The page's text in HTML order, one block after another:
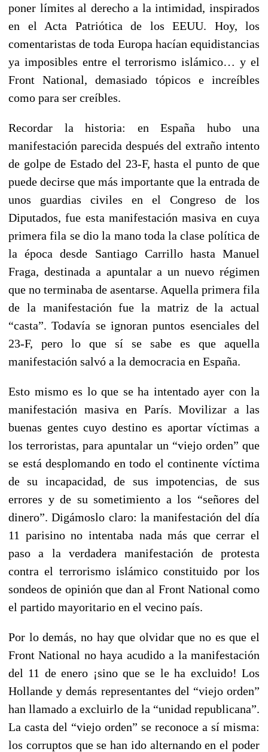
poner límites al derecho a la intimidad, inspirados
en el Acta Patriótica de los EEUU. Hoy, los
comentaristas de toda Europa hacían equidistancias
ya imposibles entre el terrorismo islámico… y el
Front National, demasiado tópicos e increíbles
como para ser creíbles.
Recordar la historia: en España hubo una
manifestación parecida después del extraño intento
de golpe de Estado del 23-F, hasta el punto de que
puede decirse que más importante que la entrada de
unos guardias civiles en el Congreso de los
Diputados, fue esta manifestación masiva en cuya
primera fila se dio la mano toda la clase política de
la época desde Santiago Carrillo hasta Manuel
Fraga, destinada a apuntalar a un nuevo régimen
que no terminaba de asentarse. Aquella primera fila
de la manifestación fue la matriz de la actual
“casta”. Todavía se ignoran puntos esenciales del
23-F, pero lo que sí se sabe es que aquella
manifestación salvó a la democracia en España.
Esto mismo es lo que se ha intentado ayer con la
manifestación masiva en París. Movilizar a las
buenas gentes cuyo destino es aportar víctimas a
los terroristas, para apuntalar un “viejo orden” que
se está desplomando en todo el continente víctima
de su incapacidad, de sus impotencias, de sus
errores y de su sometimiento a los “señores del
dinero”. Digámoslo claro: la manifestación del día
11 parisino no intentaba nada más que cerrar el
paso a la verdadera manifestación de protesta
contra el terrorismo islámico constituido por los
sondeos de opinión que dan al Front National como
el partido mayoritario en el vecino país.
Por lo demás, no hay que olvidar que no es que el
Front National no haya acudido a la manifestación
del 11 de enero ¡sino que se le ha excluido! Los
Hollande y demás representantes del “viejo orden”
han llamado a excluirlo de la “unidad republicana”.
La casta del “viejo orden” se reconoce a sí misma:
los corruptos que se han ido alternando en el poder